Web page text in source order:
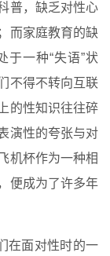
普，缺乏对性心
而家庭教育的缺
于一种“失语”状
不得不转向互联
的性知识往往碎
演性的夸张与对
机杯作为一种相
便成为了许多年
在面对性时的一